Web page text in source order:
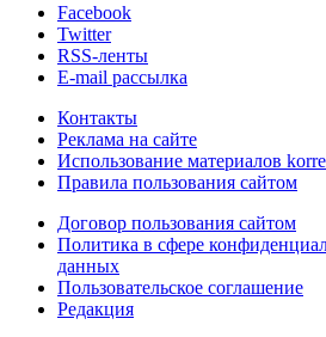
Facebook
Twitter
RSS-ленты
E-mail рассылка
Контакты
Реклама на сайте
Использование материалов
Правила пользования сайтом
Договор пользования сайтом
Политика в сфере
данных
Пользовательское соглашение
Редакция